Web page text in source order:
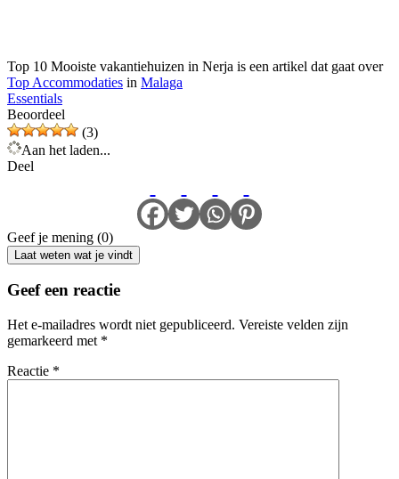
Top 10 Mooiste vakantiehuizen in Nerja is een artikel dat gaat over
Top Accommodaties in Malaga
Essentials
Beoordeel
(3)
Aan het laden...
Deel
Geef je mening (0)
Laat weten wat je vindt
Geef een reactie
Het e-mailadres wordt niet gepubliceerd. Vereiste velden zijn
gemarkeerd met *
Reactie *